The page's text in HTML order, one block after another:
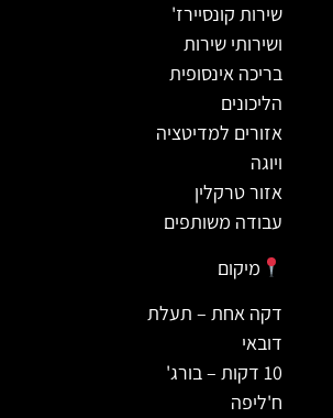
שירות קונסיירז'
ושירותי שירות
בריכה אינסופית
הליכונים
אזורים למדיטציה
ויוגה
אזור טרקלין
עבודה משותפים
מיקום
דקה אחת – תעלת
דובאי
10 דקות – בורג'
ח'ליפה